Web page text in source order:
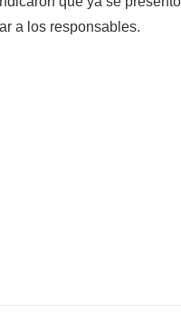
a los responsables.